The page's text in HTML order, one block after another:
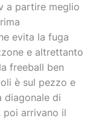
a partire meglio
evita la fuga
e altrettanto
freeball ben
è sul pezzo e
diagonale di
poi arrivano il